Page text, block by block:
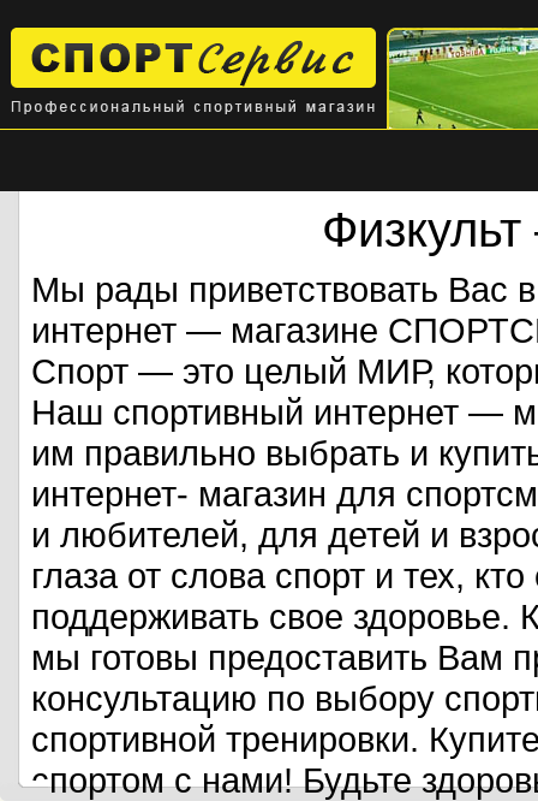
Мы рады приветствовать Вас
интернет — магазине
Спорт — это целый МИР,
Наш спортивный интернет —
им правильно выбрать и
интернет- магазин для
и любителей, для детей и
глаза от слова спорт и тех,
поддерживать свое
мы готовы предоставить Вам
консультацию по выбору
спортивной тренировки.
спортом с нами! Будьте